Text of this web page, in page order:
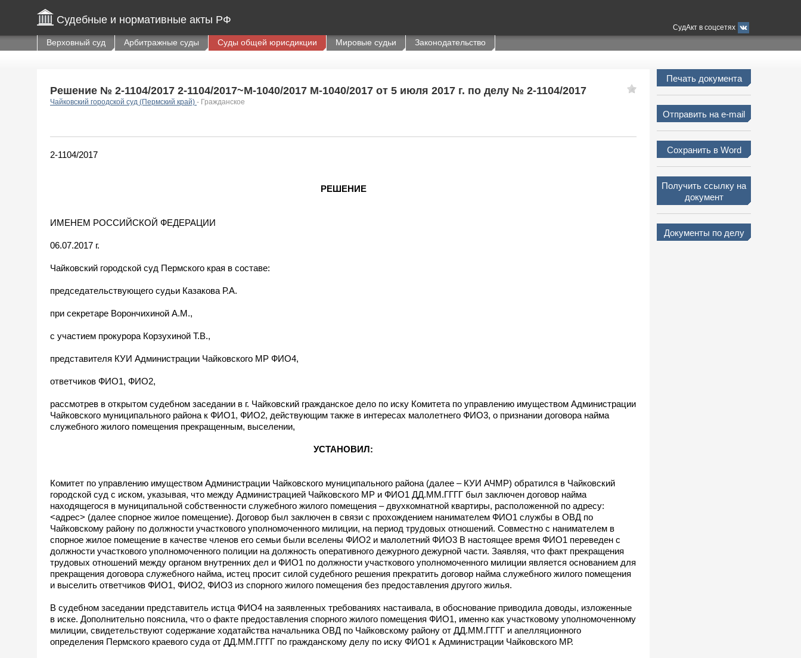
Судебные и нормативные акты РФ
СудАкт в соцсетях
Верховный суд Арбитражные суды Суды общей юрисдикции Мировые судьи Законодательство
Решение № 2-1104/2017 2-1104/2017~М-1040/2017 М-1040/2017 от 5 июля 2017 г. по делу № 2-1104/2017
Чайковский городской суд (Пермский край) - Гражданское
2-1104/2017
РЕШЕНИЕ
ИМЕНЕМ РОССИЙСКОЙ ФЕДЕРАЦИИ
06.07.2017 г.
Чайковский городской суд Пермского края в составе:
председательствующего судьи Казакова Р.А.
при секретаре Ворончихиной А.М.,
с участием прокурора Корзухиной Т.В.,
представителя КУИ Администрации Чайковского МР ФИО4,
ответчиков ФИО1, ФИО2,
рассмотрев в открытом судебном заседании в г. Чайковский гражданское дело по иску Комитета по управлению имуществом Администрации
Чайковского муниципального района к ФИО1, ФИО2, действующим также в интересах малолетнего ФИО3, о признании договора найма
служебного жилого помещения прекращенным, выселении,
УСТАНОВИЛ:
Комитет по управлению имуществом Администрации Чайковского муниципального района (далее – КУИ АЧМР) обратился в Чайковский
городской суд с иском, указывая, что между Администрацией Чайковского МР и ФИО1 ДД.ММ.ГГГГ был заключен договор найма
находящегося в муниципальной собственности служебного жилого помещения – двухкомнатной квартиры, расположенной по адресу:
<адрес> (далее спорное жилое помещение). Договор был заключен в связи с прохождением нанимателем ФИО1 службы в ОВД по
Чайковскому району по должности участкового уполномоченного милиции, на период трудовых отношений. Совместно с нанимателем в
спорное жилое помещение в качестве членов его семьи были вселены ФИО2 и малолетний ФИО3 В настоящее время ФИО1 переведен с
должности участкового уполномоченного полиции на должность оперативного дежурного дежурной части. Заявляя, что факт прекращения
трудовых отношений между органом внутренних дел и ФИО1 по должности участкового уполномоченного милиции является основанием для
прекращения договора служебного найма, истец просит силой судебного решения прекратить договор найма служебного жилого помещения
и выселить ответчиков ФИО1, ФИО2, ФИО3 из спорного жилого помещения без предоставления другого жилья.
В судебном заседании представитель истца ФИО4 на заявленных требованиях настаивала, в обоснование приводила доводы, изложенные
в иске. Дополнительно пояснила, что о факте предоставления спорного жилого помещения ФИО1, именно как участковому уполномоченному
милиции, свидетельствуют содержание ходатайства начальника ОВД по Чайковскому району от ДД.ММ.ГГГГ и апелляционного
определения Пермского краевого суда от ДД.ММ.ГГГГ по гражданскому делу по иску ФИО1 к Администрации Чайковского МР.
Печать документа
Отправить на e-mail
Сохранить в Word
Получить ссылку на
документ
Документы по делу